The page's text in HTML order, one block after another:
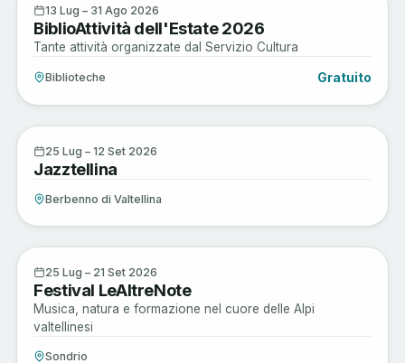
Musica e Spettacoli
13 Lug – 31 Ago 2026
BiblioAttività dell'Estate 2026
Tante attività organizzate dal Servizio Cultura
Biblioteche Gratuito
Musica e Spettacoli
25 Lug – 12 Set 2026
Jazztellina
Berbenno di Valtellina
Musica e Spettacoli
25 Lug – 21 Set 2026
Festival LeAltreNote
Musica, natura e formazione nel cuore delle Alpi
valtellinesi
Sondrio